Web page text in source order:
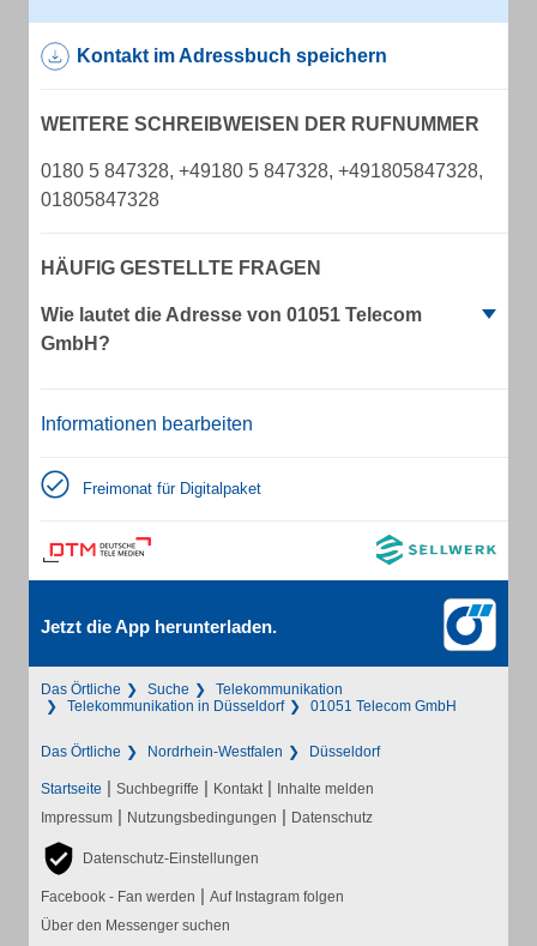
Kontakt im Adressbuch speichern
WEITERE SCHREIBWEISEN DER RUFNUMMER
0180 5 847328, +49180 5 847328, +491805847328,
01805847328
HÄUFIG GESTELLTE FRAGEN
Wie lautet die Adresse von 01051 Telecom
GmbH?
Informationen bearbeiten
Freimonat für Digitalpaket
Jetzt die App herunterladen.
Das Örtliche Suche
Telekommunikation
Telekommunikation in Düsseldorf
01051 Telecom GmbH
Das Örtliche Nordrhein-Westfalen Düsseldorf
Startseite | Suchbegriffe | Kontakt | Inhalte melden
Impressum | Nutzungsbedingungen | Datenschutz
Datenschutz-Einstellungen
Facebook - Fan werden | Auf Instagram folgen
Über den Messenger suchen